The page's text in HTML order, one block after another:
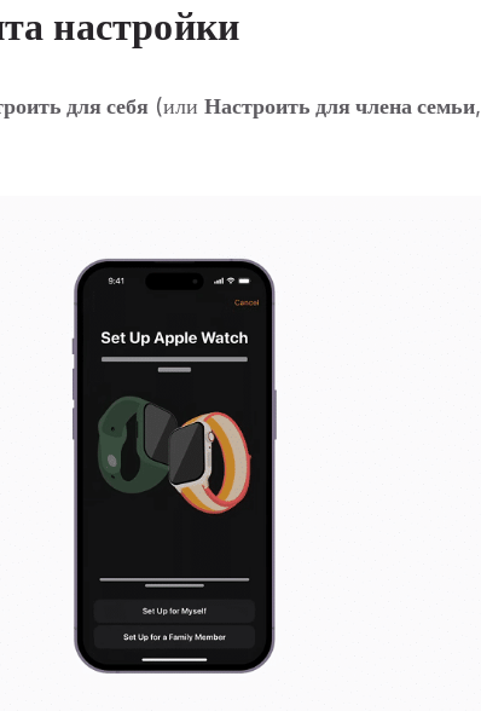
настройки
для себя (или Настроить для члена семьи,